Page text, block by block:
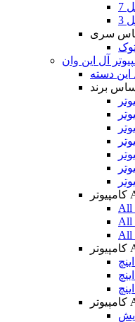
7
3
سری
آل این وان
این دسته
برند